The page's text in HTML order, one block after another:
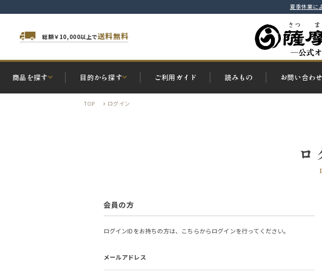
夏季休業に
総額￥10,000以上で送料無料
商品を探す 目的から探す ご利用ガイド 読みもの お問い合わせ
TOP ログイン
ロ
会員の方
ログインIDをお持ちの方は、こちらからログインを行ってください。
メールアドレス